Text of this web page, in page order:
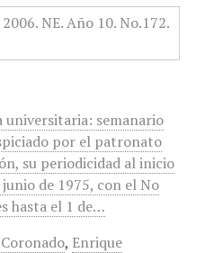
semanario
por el patronato
su periodicidad al inicio
de 1975, con el No
hasta el 1 de…
, Enrique